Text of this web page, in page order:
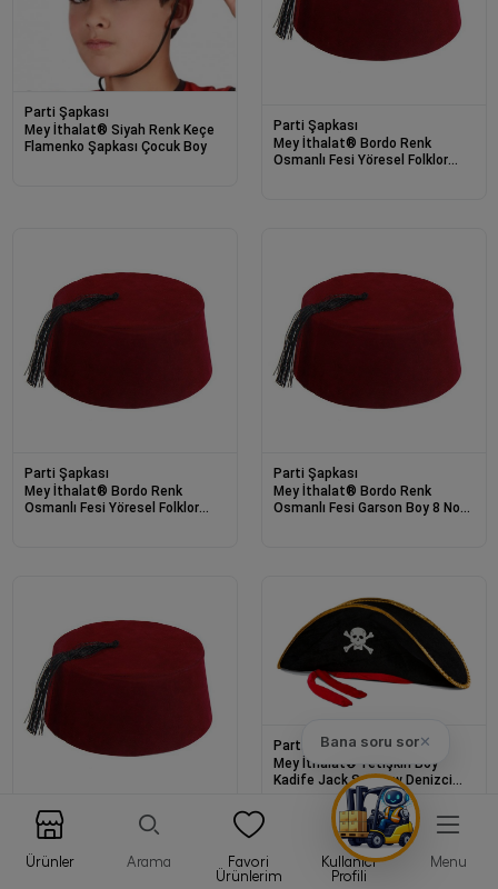
Bana soru sor✕
Ürünler Arama
Favori
Ürünlerim
Kullanıcı
Profili
Menu
Parti Şapkası
Mey İthalat® Siyah Renk Keçe
Flamenko Şapkası Çocuk Boy
Parti Şapkası
Mey İthalat® Bordo Renk
Osmanlı Fesi Yöresel Folklor
Parti Şapkası
Mey İthalat® Bordo Renk
Osmanlı Fesi Yöresel Folklor
Parti Şapkası
Mey İthalat® Bordo Renk
Osmanlı Fesi Garson Boy 8 No
Parti Şapkası
Mey İthalat® Bordo Renk
Osmanlı Fesi Yetişkin Boy
Parti Şapkası
Mey İthalat® Yetişkin Boy
Kadife Jack Sparrow Denizci
Kaptan Jack Korsan Şapkası
50X20 CM